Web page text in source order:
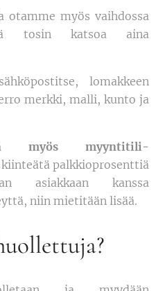
otamme myös vaihdossa
tosin katsoa aina
lomakkeen
merkki, malli, kunto ja
myös myyntitili-
kiinteätä palkkioprosenttiä
asiakkaan kanssa
niin mietitään lisää.